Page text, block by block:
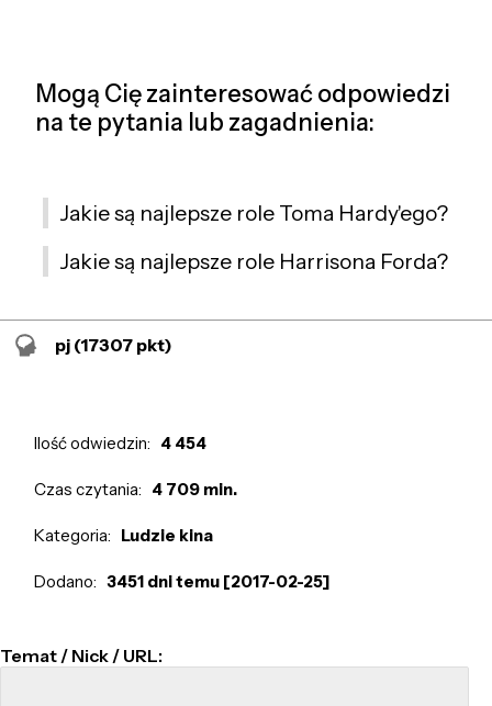
Mogą Cię zainteresować odpowiedzi
na te pytania lub zagadnienia:
Jakie są najlepsze role Toma Hardy'ego?
Jakie są najlepsze role Harrisona Forda?
pj (17307 pkt)
Ilość odwiedzin: 4 454
Czas czytania: 4 709 min.
Kategoria: Ludzie kina
Dodano: 3451 dni temu [2017-02-25]
Temat / Nick / URL: